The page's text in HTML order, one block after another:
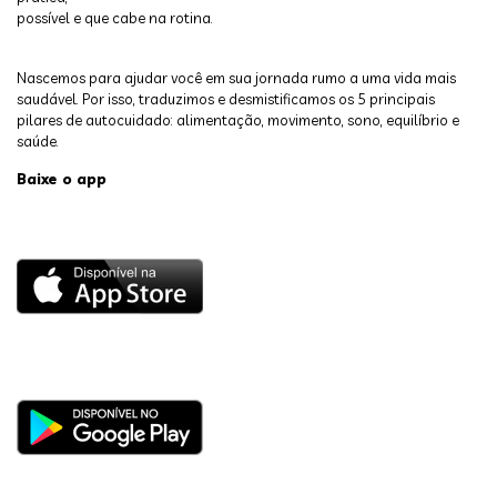
possível e que cabe na rotina.
Nascemos para ajudar você em sua jornada rumo a uma vida mais
saudável. Por isso, traduzimos e desmistificamos os 5 principais
pilares de autocuidado: alimentação, movimento, sono, equilíbrio e
saúde.
Baixe o app